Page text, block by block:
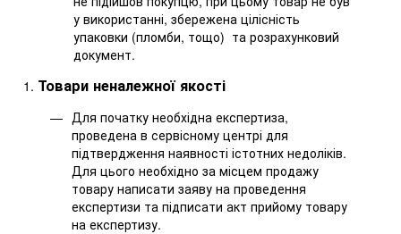
у використанні, збережена цілісність
упаковки (пломби, тощо) та розрахунковий
документ.
Товари неналежної якості
Для початку необхідна експертиза,
проведена в сервісному центрі для
підтвердження наявності істотних недоліків.
Для цього необхідно за місцем продажу
товару написати заяву на проведення
експертизи та підписати акт прийому товару
на експертизу.